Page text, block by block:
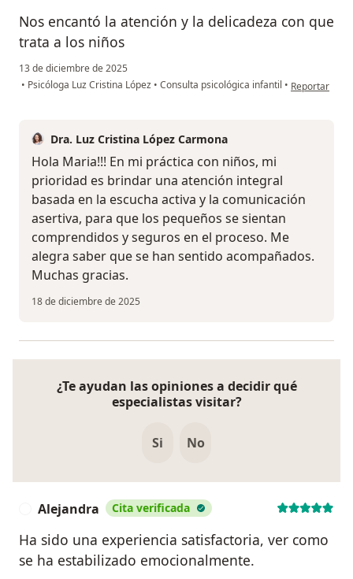
Nos encantó la atención y la delicadeza con que
trata a los niños
13 de diciembre de 2025
• Psicóloga Luz Cristina López • Consulta psicológica infantil • en opinión
Reportar
Dra. Luz Cristina López Carmona
Hola Maria!!! En mi práctica con niños, mi
prioridad es brindar una atención integral
basada en la escucha activa y la comunicación
asertiva, para que los pequeños se sientan
comprendidos y seguros en el proceso. Me
alegra saber que se han sentido acompañados.
Muchas gracias.
18 de diciembre de 2025
¿Te ayudan las opiniones a decidir qué
especialistas visitar?
Si No
Alejandra Cita verificada
Ha sido una experiencia satisfactoria, ver como
se ha estabilizado emocionalmente.